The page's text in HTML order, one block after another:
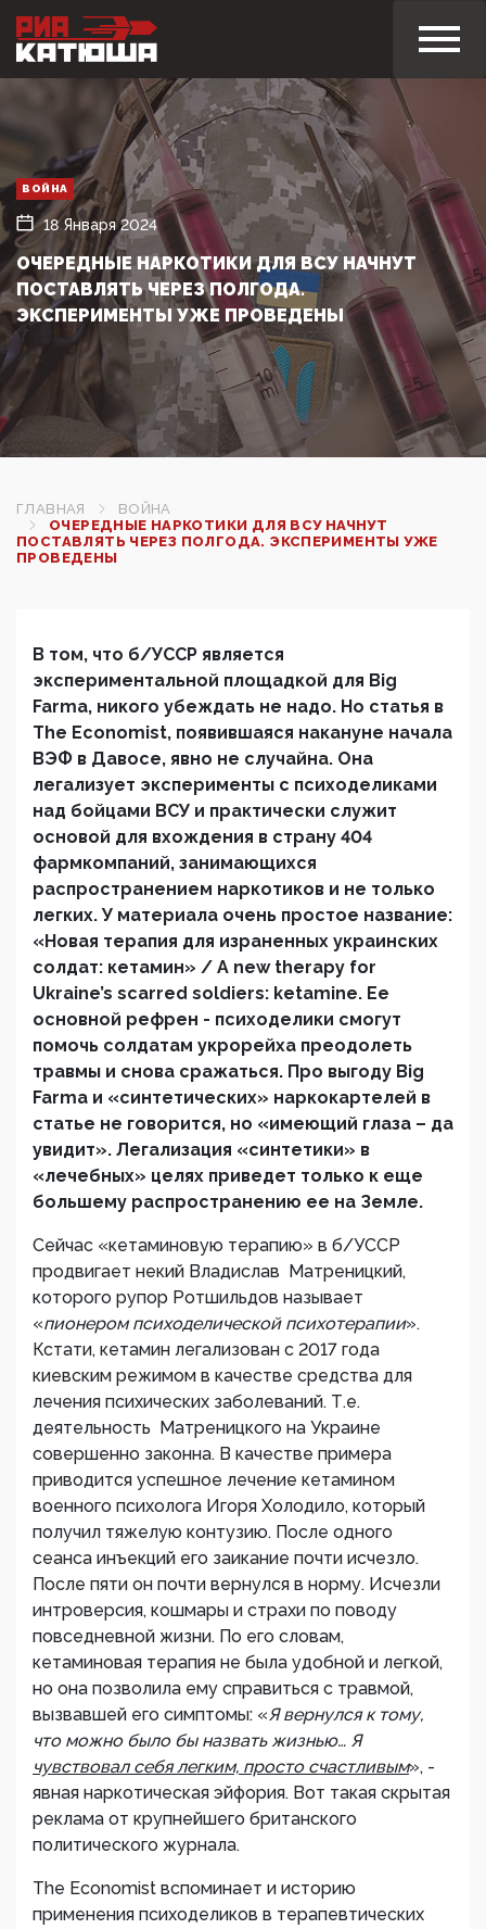
ВОЙНА
18 Января 2024
ОЧЕРЕДНЫЕ НАРКОТИКИ ДЛЯ ВСУ НАЧНУТ
ПОСТАВЛЯТЬ ЧЕРЕЗ ПОЛГОДА.
ЭКСПЕРИМЕНТЫ УЖЕ ПРОВЕДЕНЫ
ГЛАВНАЯ
ВОЙНА
ОЧЕРЕДНЫЕ НАРКОТИКИ ДЛЯ ВСУ НАЧНУТ
ПОСТАВЛЯТЬ ЧЕРЕЗ ПОЛГОДА. ЭКСПЕРИМЕНТЫ УЖЕ
ПРОВЕДЕНЫ
В том, что б/УССР является
экспериментальной площадкой для Big
Farma, никого убеждать не надо. Но статья в
The Economist, появившаяся накануне начала
ВЭФ в Давосе, явно не случайна. Она
легализует эксперименты с психоделиками
над бойцами ВСУ и практически служит
основой для вхождения в страну 404
фармкомпаний, занимающихся
распространением наркотиков и не только
легких. У материала очень простое название:
«Новая терапия для израненных украинских
солдат: кетамин» / A new therapy for
Ukraine’s scarred soldiers: ketamine. Ее
основной рефрен - психоделики смогут
помочь солдатам укрорейха преодолеть
травмы и снова сражаться. Про выгоду Big
Farma и «синтетических» наркокартелей в
статье не говорится, но «имеющий глаза – да
увидит». Легализация «синтетики» в
«лечебных» целях приведет только к еще
большему распространению ее на Земле.
Сейчас «кетаминовую терапию» в б/УССР
продвигает некий Владислав Матреницкий,
которого рупор Ротшильдов называет
«пионером психоделической психотерапии».
Кстати, кетамин легализован с 2017 года
киевским режимом в качестве средства для
лечения психических заболеваний. Т.е.
деятельность Матреницкого на Украине
совершенно законна. В качестве примера
приводится успешное лечение кетамином
военного психолога Игоря Холодило, который
получил тяжелую контузию. После одного
сеанса инъекций его заикание почти исчезло.
После пяти он почти вернулся в норму. Исчезли
интроверсия, кошмары и страхи по поводу
повседневной жизни. По его словам,
кетаминовая терапия не была удобной и легкой,
но она позволила ему справиться с травмой,
вызвавшей его симптомы: «Я вернулся к тому,
что можно было бы назвать жизнью… Я
чувствовал себя легким, просто счастливым», -
явная наркотическая эйфория. Вот такая скрытая
реклама от крупнейшего британского
политического журнала.
The Economist вспоминает и историю
применения психоделиков в терапевтических